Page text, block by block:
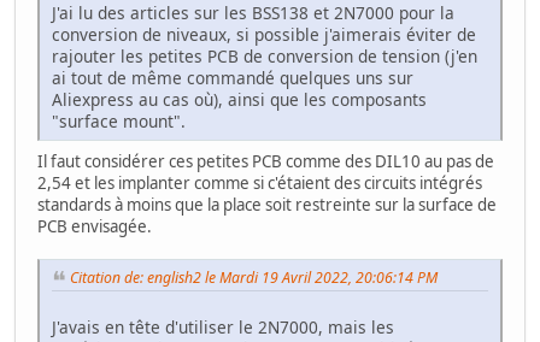
J'ai lu des articles sur les BSS138 et 2N7000 pour la
conversion de niveaux, si possible j'aimerais éviter de
rajouter les petites PCB de conversion de tension (j'en
ai tout de même commandé quelques uns sur
Aliexpress au cas où), ainsi que les composants
"surface mount".
Il faut considérer ces petites PCB comme des DIL10 au pas de
2,54 et les implanter comme si c'étaient des circuits intégrés
standards à moins que la place soit restreinte sur la surface de
PCB envisagée.
Citation de: english2 le Mardi 19 Avril 2022, 20:06:14 PM
J'avais en tête d'utiliser le 2N7000, mais les